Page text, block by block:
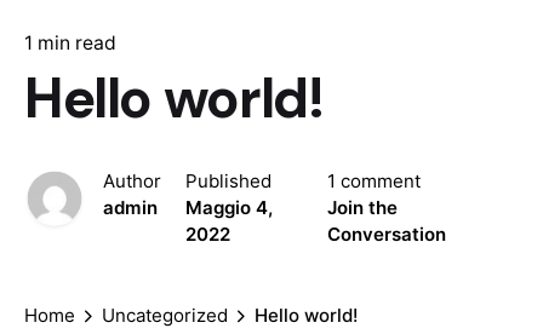
1 min read
Hello world!
Author
admin
Published
Maggio 4,
2022
1 comment
Join the
Conversation
Home Uncategorized Hello world!